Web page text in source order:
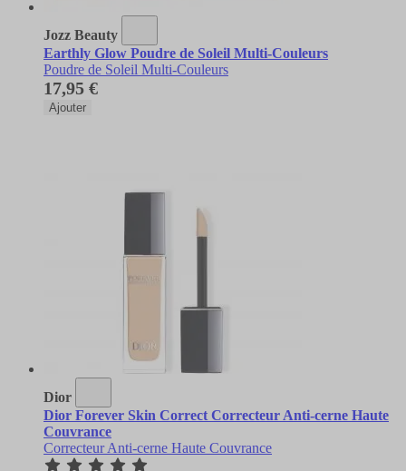
Jozz Beauty
Earthly Glow Poudre de Soleil Multi-Couleurs
Poudre de Soleil Multi-Couleurs
17,95 €
Ajouter
Dior
Dior Forever Skin Correct Correcteur Anti-cerne Haute
Couvrance
Correcteur Anti-cerne Haute Couvrance